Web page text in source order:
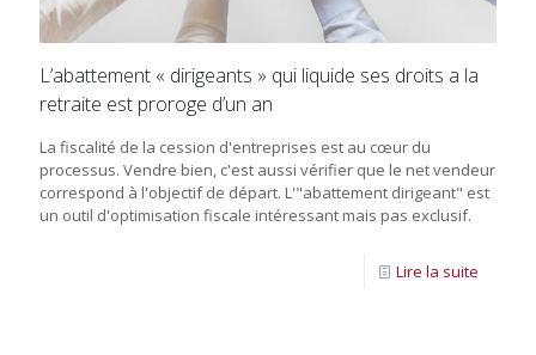
L’abattement « dirigeants » qui liquide ses droits a la
retraite est proroge d’un an
La fiscalité de la cession d'entreprises est au cœur du
processus. Vendre bien, c'est aussi vérifier que le net vendeur
correspond à l'objectif de départ. L'"abattement dirigeant" est
un outil d'optimisation fiscale intéressant mais pas exclusif.
Lire la suite